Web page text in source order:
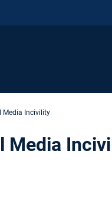
Media Incivility
Media